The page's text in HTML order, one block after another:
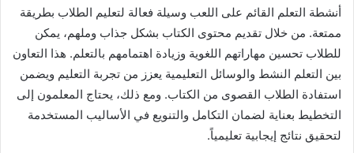
أنشطة التعلم القائم على اللعب وسيلة فعالة لتعليم الطلاب بطريقة
ممتعة. من خلال تقديم محتوى الكتاب بشكل جذاب وملهم، يمكن
للطلاب تحسين مهاراتهم اللغوية وزيادة اهتمامهم بالتعلم. هذا التعاون
بين التعلم النشط والوسائل التعليمية يعزز من تجربة التعليم ويضمن
استفادة الطلاب القصوى من الكتاب. ومع ذلك، يحتاج المعلمون إلى
التخطيط بعناية لضمان التكامل والتنويع في الأساليب المستخدمة
لتحقيق نتائج إيجابية تعليمياً.